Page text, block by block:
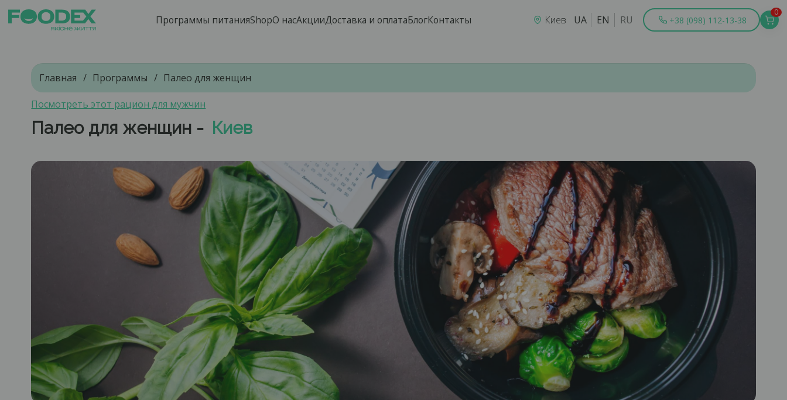
Программы питанияShopО насАкцииДоставка и оплатаБлогКонтакты Киев UA EN RU +38 (098) 112-13-38
0
Главная Программы Палео для женщин
Посмотреть этот рацион для мужчин
Палео для женщин - Киев